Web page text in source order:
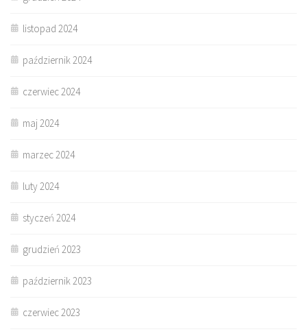
listopad 2024
październik 2024
czerwiec 2024
maj 2024
marzec 2024
luty 2024
styczeń 2024
grudzień 2023
październik 2023
czerwiec 2023